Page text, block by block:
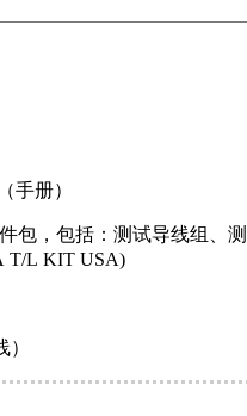
手册）
包，包括：测试导线组、
T/L KIT USA)